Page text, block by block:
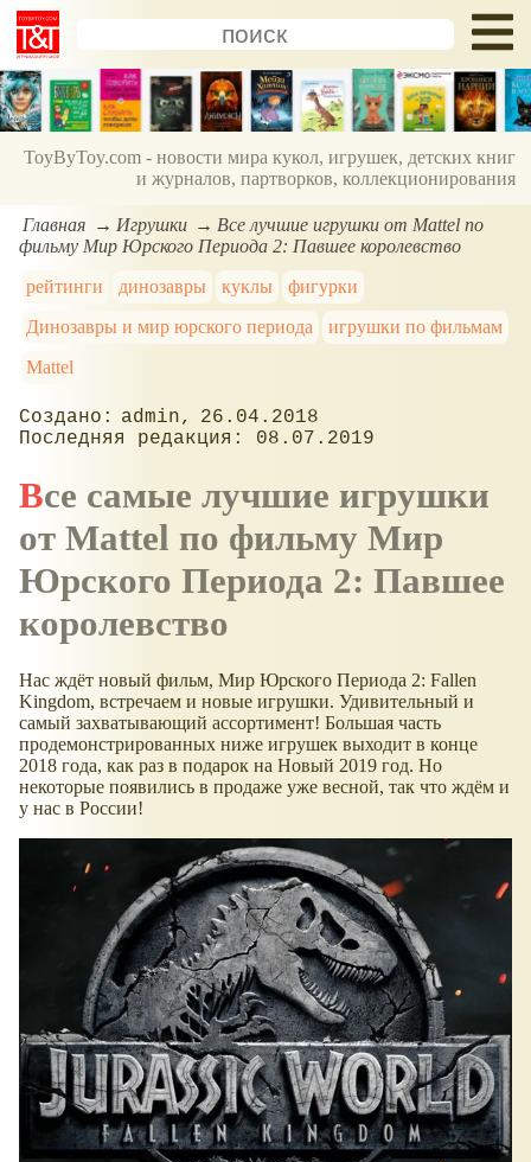
ToyByToy.com - новости мира кукол, игрушек, детских книг
и журналов, партворков, коллекционирования
Главная Игрушки
Все лучшие игрушки от Mattel по
фильму Мир Юрского Периода 2: Павшее королевство
рейтинги
динозавры куклы
фигурки
Динозавры и мир юрского периода
игрушки по фильмам
Mattel
admin
26.04.2018
08.07.2019
Все самые лучшие игрушки
от Mattel по фильму Мир
Юрского Периода 2: Павшее
королевство
Нас ждёт новый фильм, Мир Юрского Периода 2: Fallen
Kingdom, встречаем и новые игрушки. Удивительный и
самый захватывающий ассортимент! Большая часть
продемонстрированных ниже игрушек выходит в конце
2018 года, как раз в подарок на Новый 2019 год. Но
некоторые появились в продаже уже весной, так что ждём и
у нас в России!